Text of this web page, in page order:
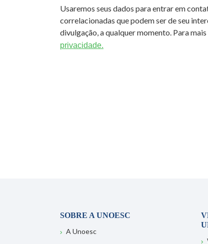
Usaremos seus dados para entrar em
correlacionadas que podem ser de seu
divulgação, a qualquer momento. Para
privacidade.
SOBRE A UNOESC
A Unoesc